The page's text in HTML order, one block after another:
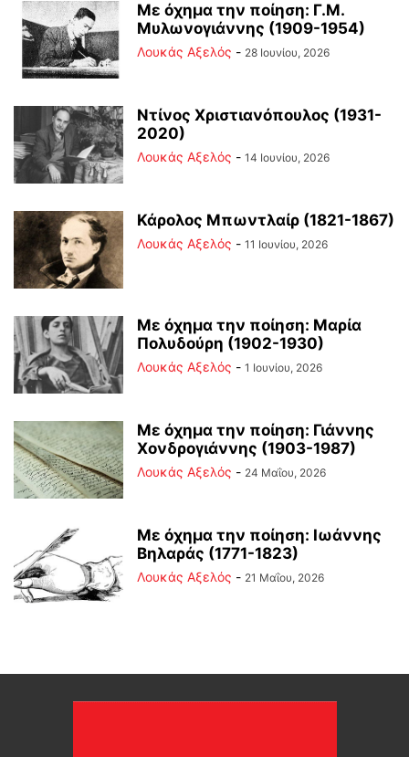
Με όχημα την ποίηση: Γ.Μ.
Μυλωνογιάννης (1909-1954)
Λουκάς Αξελός - 28 Ιουνίου, 2026
Ντίνος Χριστιανόπουλος (1931-
2020)
Λουκάς Αξελός - 14 Ιουνίου, 2026
Κάρολος Μπωντλαίρ (1821-1867)
Λουκάς Αξελός - 11 Ιουνίου, 2026
Με όχημα την ποίηση: Μαρία
Πολυδούρη (1902-1930)
Λουκάς Αξελός - 1 Ιουνίου, 2026
Με όχημα την ποίηση: Γιάννης
Χονδρογιάννης (1903-1987)
Λουκάς Αξελός - 24 Μαΐου, 2026
Με όχημα την ποίηση: Ιωάννης
Βηλαράς (1771-1823)
Λουκάς Αξελός - 21 Μαΐου, 2026